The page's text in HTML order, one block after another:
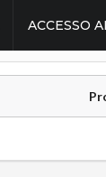
ACCESSO